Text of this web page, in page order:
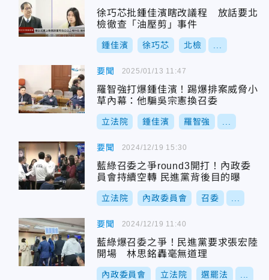
徐巧芯批鍾佳濱瞎改議程 放話要北
檢徹查「油壓剪」事件
鍾佳濱 徐巧芯 北檢
要聞
羅智強打爆鍾佳濱！踢爆排案威脅小
草內幕：他騙吳宗憲換召委
立法院 鍾佳濱 羅智強
2025/01/13 11:47
要聞
藍綠召委之爭round3開打！內政委
員會持續空轉 民進黨背後目的曝
立法院 內政委員會 召委
2024/12/19 15:30
要聞
藍綠爆召委之爭！民進黨要求張宏陸
開場 林思銘轟毫無道理
內政委員會 立法院 選罷法
2024/12/19 11:40